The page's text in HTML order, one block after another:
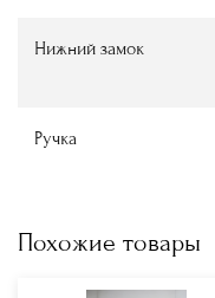
Нижний замок
Ручка
Похожие товары